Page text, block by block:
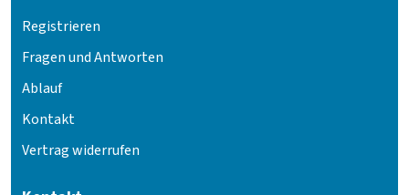
Registrieren
Fragen und Antworten
Ablauf
Kontakt
Vertrag widerrufen